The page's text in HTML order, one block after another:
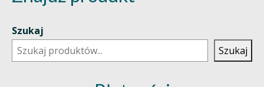
Szukaj
Szukaj